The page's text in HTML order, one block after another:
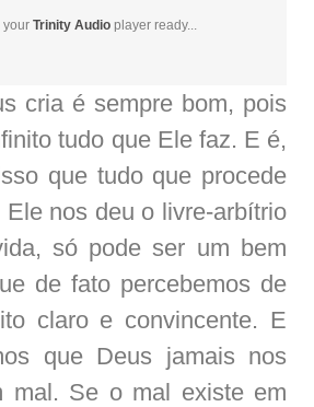
your Trinity Audio player ready...
cria é sempre bom, pois
tudo que Ele faz. E é,
que tudo que procede
nos deu o livre-arbítrio
só pode ser um bem
de fato percebemos de
claro e convincente. E
que Deus jamais nos
mal. Se o mal existe em